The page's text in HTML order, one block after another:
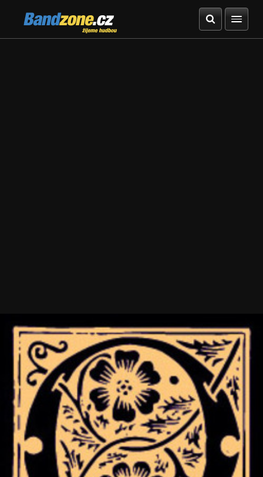
Bandzone.cz
žijeme hudbou